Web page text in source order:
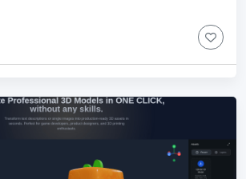
votre objectif hebdomadaire et
des plans d'action, afin
toujours sur quoi travailler